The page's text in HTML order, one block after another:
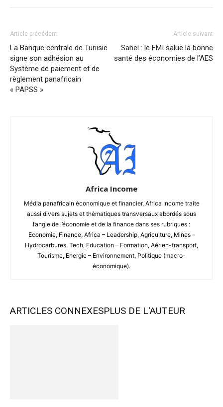
Article précédent
La Banque centrale de Tunisie
signe son adhésion au
Système de paiement et de
règlement panafricain
« PAPSS »
Article suivant
Sahel : le FMI salue la bonne
santé des économies de l’AES
Africa Income
Média panafricain économique et financier, Africa Income traite
aussi divers sujets et thématiques transversaux abordés sous
l’angle de l’économie et de la finance dans ses rubriques :
Economie, Finance, Africa – Leadership, Agriculture, Mines –
Hydrocarbures, Tech, Education – Formation, Aérien-transport,
Tourisme, Energie – Environnement, Politique (macro-
économique).
ARTICLES CONNEXESPLUS DE L'AUTEUR